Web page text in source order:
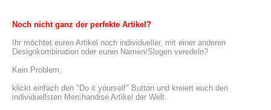
Noch nicht ganz der perfekte Artikel?
Ihr möchtet euren Artikel noch individueller, mit einer anderen
Designkombination oder euren Namen/Slogen veredeln?
Kein Problem,
klickt einfach den "Do it yourself" Button und kreiert euch den
individuellsten Merchandise Artikel der Welt.